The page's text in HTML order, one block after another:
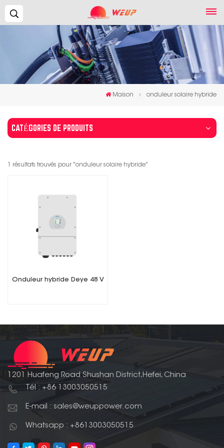
Maison onduleur solaire hybride
CATÉGORIES DE PRODUITS
1 résultats trouvés pour "onduleur solaire hybride"
Onduleur hybride Deye 48 V
1201 Huafeng Road Shushan District,Hefei, China
Tél : +86 13003050515
E-mail : sales@weuppower.com
Whatsapp : +8613003050515